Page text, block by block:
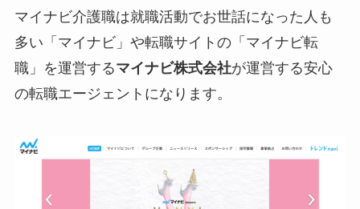
マイナビ介護職は就職活動でお世話になった人も
多い「マイナビ」や転職サイトの「マイナビ転
職」を運営するマイナビ株式会社が運営する安心
の転職エージェントになります。